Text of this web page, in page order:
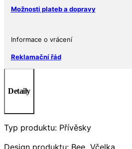
Možnosti plateb a dopravy
Informace o vrácení
Reklamační řád
Detaily
Typ produktu: Přívěsky
Design produktu: Bee, Včelka